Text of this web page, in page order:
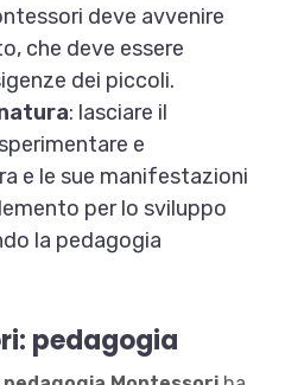
deve avvenire
che deve essere
dei piccoli.
: lasciare il
e
e le sue manifestazioni
per lo sviluppo
la pedagogia
pedagogia